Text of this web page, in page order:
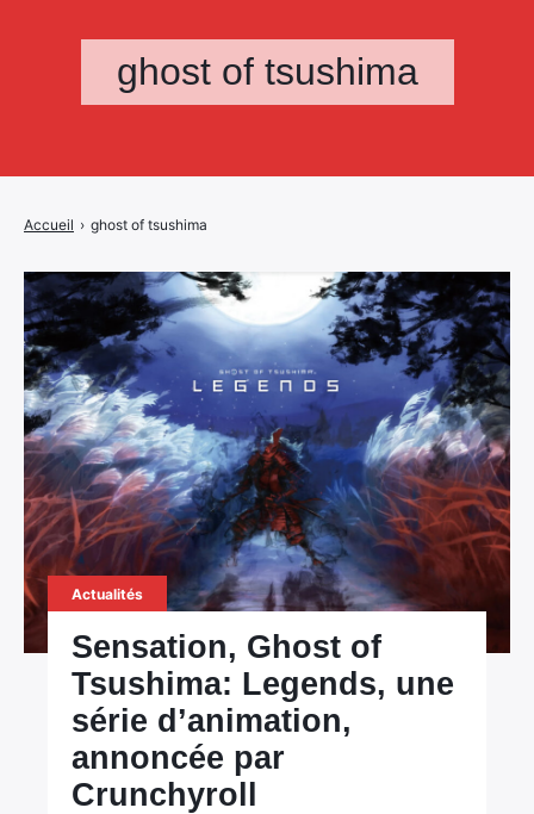
ghost of tsushima
Accueil › ghost of tsushima
Actualités
Sensation, Ghost of
Tsushima: Legends, une
série d’animation,
annoncée par
Crunchyroll